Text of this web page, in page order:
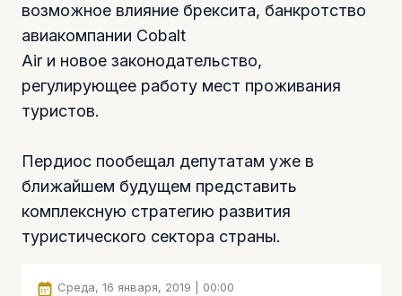
возможное влияние брексита, банкротство
авиакомпании Cobalt
Air и новое законодательство,
регулирующее работу мест проживания
туристов.
Пердиос пообещал депутатам уже в
ближайшем будущем представить
комплексную стратегию развития
туристического сектора страны.
Среда, 16 января, 2019 | 00:00